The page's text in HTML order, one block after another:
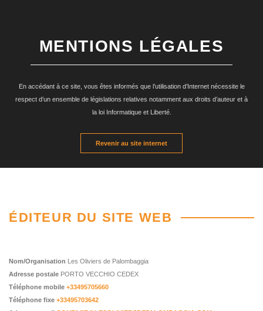
MENTIONS LÉGALES
En accédant à ce site, vous êtes informés que l’utilisation d’Internet nécessite le
respect d’un ensemble de législations relatives notamment aux droits d’auteur et à
la loi Informatique et Liberté.
Revenir au site internet
ÉDITEUR DU SITE WEB
Nom/Organisation
Les Oliviers de Palombaggia
Adresse postale PORTO VECCHIO CEDEX
Téléphone mobile +33495705660
Téléphone fixe +33495703642